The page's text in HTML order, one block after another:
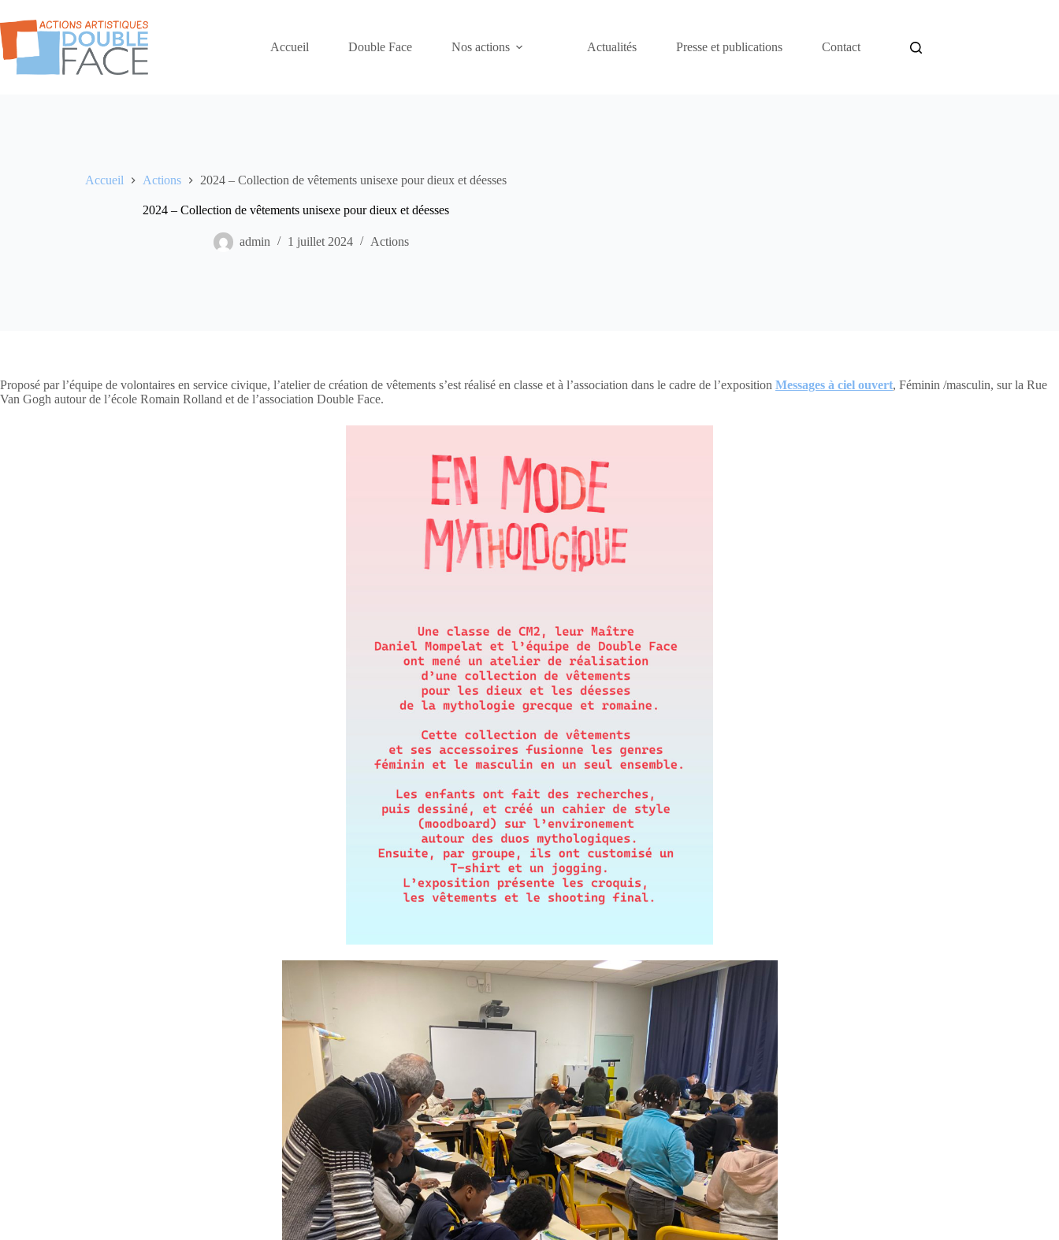
au
contenu
Accueil
Double Face Nos actions Actualités Presse et publications Contact
Accueil Actions 2024 – Collection de vêtements unisexe pour dieux et déesses
2024 – Collection de vêtements unisexe pour dieux et déesses
admin 1 juillet 2024 Actions
Proposé par l’équipe de volontaires en service civique, l’atelier de création de vêtements s’est réalisé en classe et à l’association dans le cadre de l’exposition Messages à ciel ouvert, Féminin /masculin, sur la Rue
Van Gogh autour de l’école Romain Rolland et de l’association Double Face.